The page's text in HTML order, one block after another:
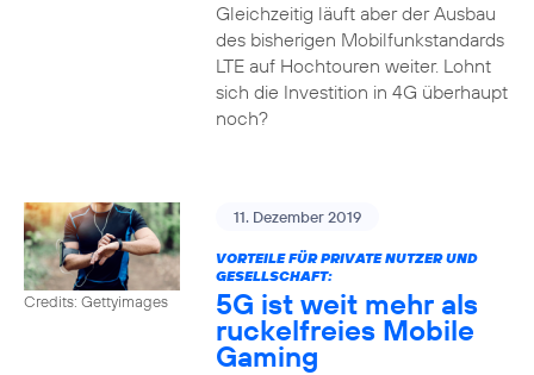
Gleichzeitig läuft aber der Ausbau
des bisherigen Mobilfunkstandards
LTE auf Hochtouren weiter. Lohnt
sich die Investition in 4G überhaupt
noch?
Credits: Gettyimages
11. Dezember 2019
VORTEILE FÜR PRIVATE NUTZER UND
GESELLSCHAFT:
5G ist weit mehr als
ruckelfreies Mobile
Gaming